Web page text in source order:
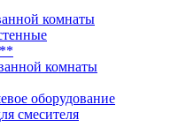
комнаты
комнаты
оборудование
смесителя